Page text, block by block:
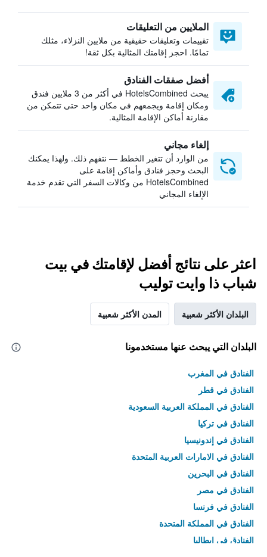
الملايين من التعليقات
تقييمات وتعليقات حقيقية من ملايين النزلاء، مثلك
تمامًا. احجز إقامتك المثالية بكل ثقة!
أفضل صفقات الفنادق
يبحث HotelsCombined في أكثر من 3 ملايين فندق
ومكان إقامة ويجمعهم في مكان واحد حتى تتمكن من
مقارنة أماكن الإقامة المثالية.
إلغاء مجاني
من الوارد أن تتغير الخطط — نتفهم ذلك. ولهذا يمكنك
البحث وحجز فنادق وأماكن إقامة على
HotelsCombined من وكالات السفر التي تقدم خدمة
الإلغاء المجاني
اعثر على نتائج أفضل لإقامتك في بيت
شباب ذا وايت توليب
البلدان الأكثر شعبية المدن الأكثر شعبية
البلدان التي يبحث عنها مستخدمونا
الفنادق في المغرب
الفنادق في قطر
الفنادق في المملكة العربية السعودية
الفنادق في تركيا
الفنادق في إندونيسيا
الفنادق في الامارات العربية المتحدة
الفنادق في البحرين
الفنادق في مصر
الفنادق في فرنسا
الفنادق في المملكة المتحدة
الفنادق في إيطاليا